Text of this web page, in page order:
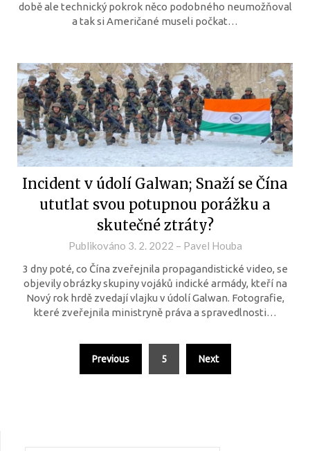
době ale technický pokrok něco podobného neumožňoval
a tak si Američané museli počkat…
Incident v údolí Galwan; Snaží se Čína
ututlat svou potupnou porážku a
skutečné ztráty?
Publikováno 3. 2. 2022 – Pavel Houba
3 dny poté, co Čína zveřejnila propagandistické video, se
objevily obrázky skupiny vojáků indické armády, kteří na
Nový rok hrdě zvedají vlajku v údolí Galwan. Fotografie,
které zveřejnila ministryně práva a spravedlnosti…
Previous 5 Next